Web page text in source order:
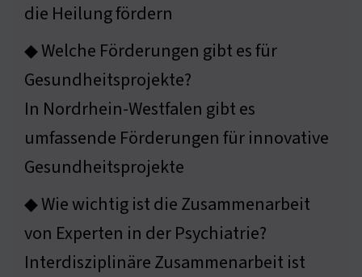
die Heilung fördern
◆ Welche Förderungen gibt es für
Gesundheitsprojekte?
In Nordrhein-Westfalen gibt es
umfassende Förderungen für innovative
Gesundheitsprojekte
◆ Wie wichtig ist die Zusammenarbeit
von Experten in der Psychiatrie?
Interdisziplinäre Zusammenarbeit ist